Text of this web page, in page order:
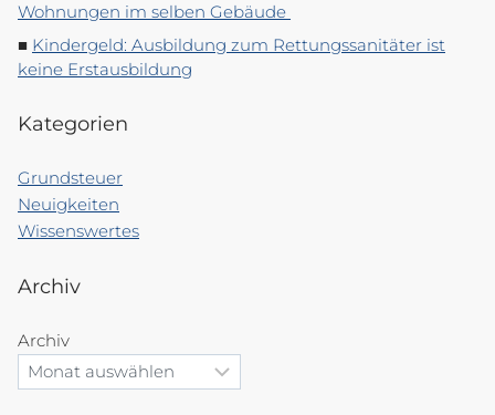
Wohnungen im selben Gebäude
Kindergeld: Ausbildung zum Rettungssanitäter ist
keine Erstausbildung
Kategorien
Grundsteuer
Neuigkeiten
Wissenswertes
Archiv
Archiv